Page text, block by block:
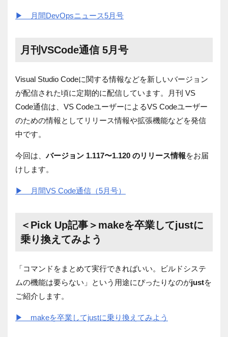
▶ 月間DevOpsニュース5月号
月刊VSCode通信 5月号
Visual Studio Codeに関する情報などを新しいバージョン
が配信された頃に定期的に配信しています。月刊 VS
Code通信は、 VS CodeユーザーによるVS Codeユーザー
のための情報としてリリース情報や拡張機能などを発信
中です。
今回は、バージョン 1.117〜1.120 のリリース情報をお届
けします。
▶ 月間VS Code通信（5月号）
＜Pick Up記事＞ makeを卒業してjustに
乗り換えてみよう
「コマンドをまとめて実行できればいい。ビルドシステ
ムの機能は要らない」という用途にぴったりなのがjustを
ご紹介します。
▶ makeを卒業してjustに乗り換えてみよう